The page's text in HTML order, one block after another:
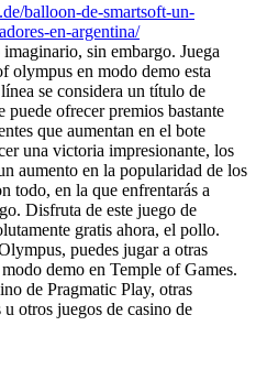
balloon-de-smartsoft-un-
en-argentina/
sin embargo. Juega
olympus en modo demo esta
se considera un título de
ofrecer premios bastante
que aumentan en el bote
una victoria impresionante, los
aumento en la popularidad de los
todo, en la que enfrentarás a
Disfruta de este juego de
gratis ahora, el pollo.
puedes jugar a otras
demo en Temple of Games.
de Pragmatic Play, otras
otros juegos de casino de